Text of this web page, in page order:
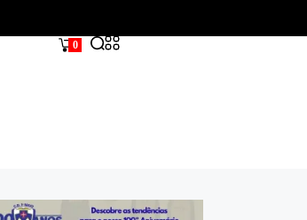
0